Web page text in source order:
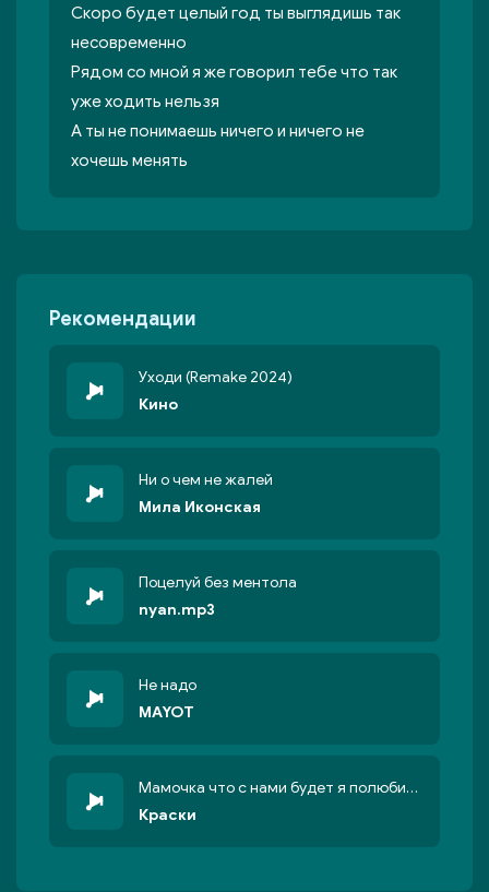
Скоро будет целый год ты выглядишь так
несовременно
Рядом со мной я же говорил тебе что так
уже ходить нельзя
А ты не понимаешь ничего и ничего не
хочешь менять
Рекомендации
Уходи (Remake 2024)
Кино
Ни о чем не жалей
Мила Иконская
Поцелуй без ментола
nyan.mp3
Не надо
MAYOT
Мамочка что с нами будет я полюбила бандита
Краски